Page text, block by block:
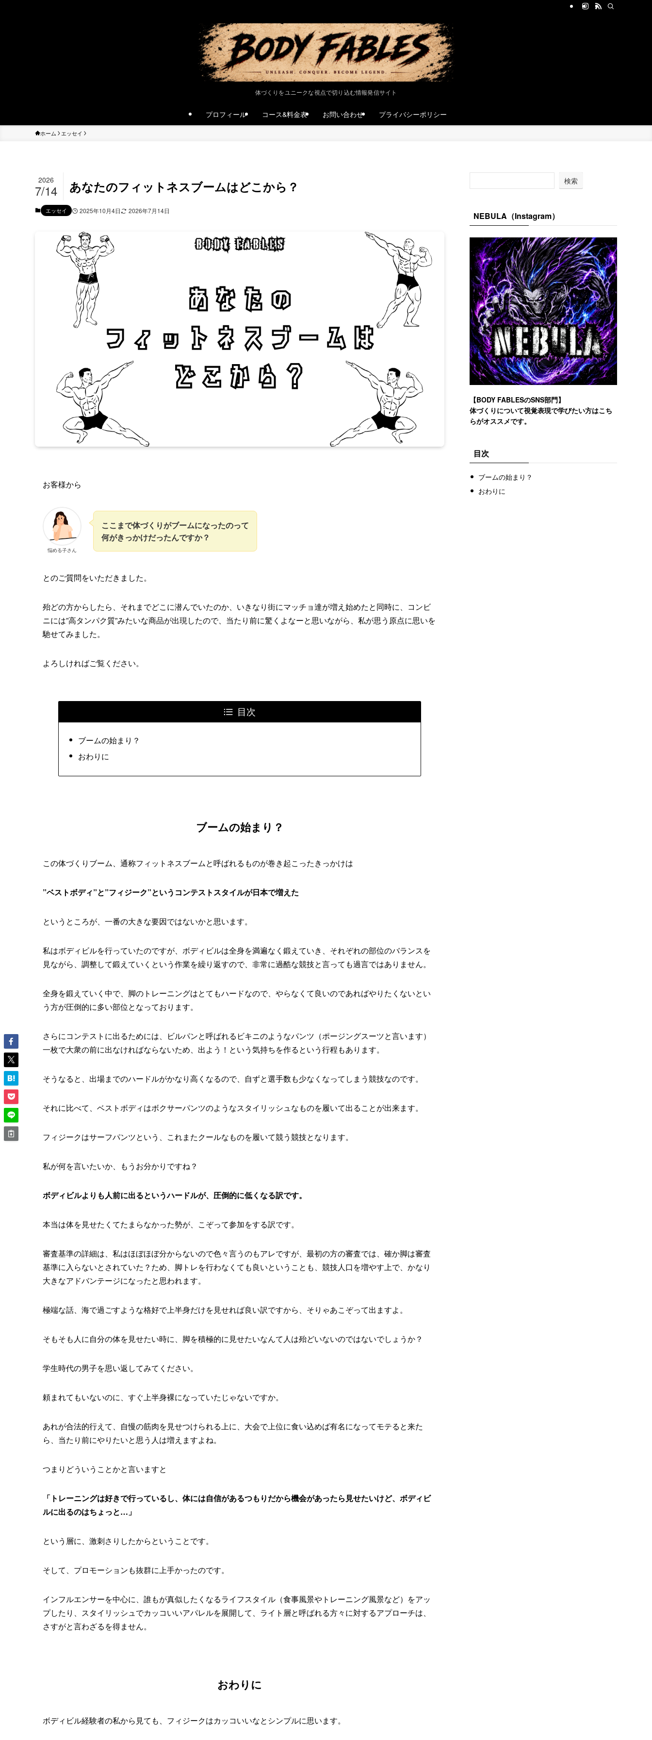
体づくりをユニークな視点で切り込む情報発信サイト
プロフィール コース&料金表 お問い合わせ プライバシーポリシー
ホーム エッセイ
あなたのフィットネスブームはどこから？
2026
7/14
エッセイ 2025年10月4日 2026年7月14日
お客様から
悩める子さん
ここまで体づくりがブームになったのって
何がきっかけだったんですか？
とのご質問をいただきました。
殆どの方からしたら、それまでどこに潜んでいたのか、いきなり街にマッチョ達が増え始めたと同時に、コンビ
ニには”高タンパク質”みたいな商品が出現したので、当たり前に驚くよなーと思いながら、私が思う原点に思いを
馳せてみました。
よろしければご覧ください。
目次
ブームの始まり？
おわりに
ブームの始まり？
この体づくりブーム、通称フィットネスブームと呼ばれるものが巻き起こったきっかけは
”ベストボディ”と”フィジーク”というコンテストスタイルが日本で増えた
というところが、一番の大きな要因ではないかと思います。
私はボディビルを行っていたのですが、ボディビルは全身を満遍なく鍛えていき、それぞれの部位のバランスを
見ながら、調整して鍛えていくという作業を繰り返すので、非常に過酷な競技と言っても過言ではありません。
全身を鍛えていく中で、脚のトレーニングはとてもハードなので、やらなくて良いのであればやりたくないとい
う方が圧倒的に多い部位となっております。
さらにコンテストに出るためには、ビルパンと呼ばれるビキニのようなパンツ（ポージングスーツと言います）
一枚で大衆の前に出なければならないため、出よう！という気持ちを作るという行程もあります。
そうなると、出場までのハードルがかなり高くなるので、自ずと選手数も少なくなってしまう競技なのです。
それに比べて、ベストボディはボクサーパンツのようなスタイリッシュなものを履いて出ることが出来ます。
フィジークはサーフパンツという、これまたクールなものを履いて競う競技となります。
私が何を言いたいか、もうお分かりですね？
ボディビルよりも人前に出るというハードルが、圧倒的に低くなる訳です。
本当は体を見せたくてたまらなかった勢が、こぞって参加をする訳です。
審査基準の詳細は、私はほぼほぼ分からないので色々言うのもアレですが、最初の方の審査では、確か脚は審査
基準に入らないとされていた？ため、脚トレを行わなくても良いということも、競技人口を増やす上で、かなり
大きなアドバンテージになったと思われます。
極端な話、海で過ごすような格好で上半身だけを見せれば良い訳ですから、そりゃあこぞって出ますよ。
そもそも人に自分の体を見せたい時に、脚を積極的に見せたいなんて人は殆どいないのではないでしょうか？
学生時代の男子を思い返してみてください。
頼まれてもいないのに、すぐ上半身裸になっていたじゃないですか。
あれが合法的行えて、自慢の筋肉を見せつけられる上に、大会で上位に食い込めば有名になってモテると来た
ら、当たり前にやりたいと思う人は増えますよね。
つまりどういうことかと言いますと
「トレーニングは好きで行っているし、体には自信があるつもりだから機会があったら見せたいけど、ボディビ
ルに出るのはちょっと…」
という層に、激刺さりしたからということです。
そして、プロモーションも抜群に上手かったのです。
インフルエンサーを中心に、誰もが真似したくなるライフスタイル（食事風景やトレーニング風景など）をアッ
プしたり、スタイリッシュでカッコいいアパレルを展開して、ライト層と呼ばれる方々に対するアプローチは、
さすがと言わざるを得ません。
おわりに
ボディビル経験者の私から見ても、フィジークはカッコいいなとシンプルに思います。
検索
NEBULA（Instagram）
【BODY FABLESのSNS部門】
体づくりについて視覚表現で学びたい方はこち
らがオススメです。
目次
ブームの始まり？
おわりに